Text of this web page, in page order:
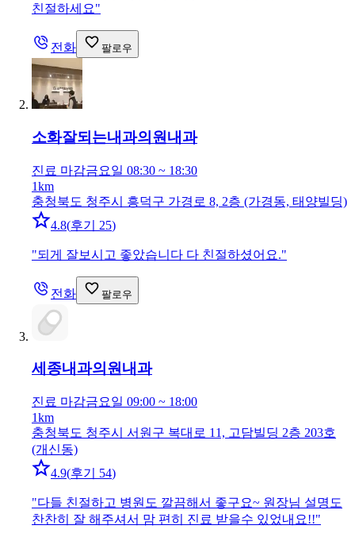
친절하세요"
전화 팔로우
소화잘되는내과의원 내과
진료 마감금요일 08:30 ~ 18:30
1km
충청북도 청주시 흥덕구 가경로 8, 2층 (가경동, 태양빌딩)
4.8(후기 25)
"되게 잘보시고 좋았습니다 다 친절하셨어요."
전화 팔로우
세종내과의원내과
진료 마감금요일 09:00 ~ 18:00
1km
충청북도 청주시 서원구 복대로 11, 고담빌딩 2층 203호
(개신동)
4.9(후기 54)
"다들 친절하고 병원도 깔끔해서 좋구요~ 원장님 설명도
찬찬히 잘 해주셔서 맘 편히 진료 받을수 있었내요!!"